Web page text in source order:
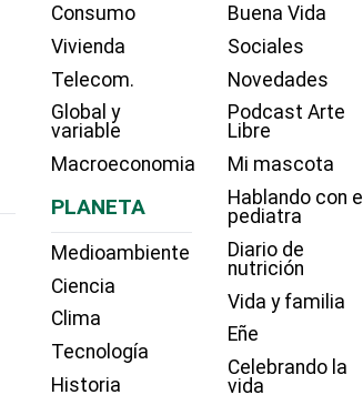
Consumo
Vivienda
Telecom.
Global y
variable
Macroeconomia
PLANETA
Medioambiente
Ciencia
Clima
Tecnología
Historia
Buena Vida
Sociales
Novedades
Podcast Arte
Libre
Mi mascota
Hablando con el
pediatra
Diario de
nutrición
Vida y familia
Eñe
Celebrando la
vida